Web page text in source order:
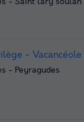
- Vacancéole
- Peyragudes